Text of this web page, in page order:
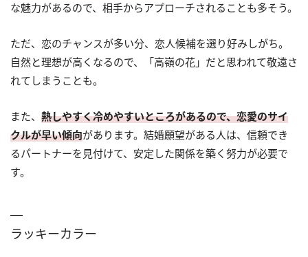
な魅力があるので、相手からアプローチされることも多そう。
ただ、恋のチャンスが多い分、恋人候補を選り好みしがち。
自然と理想が高くなるので、「高嶺の花」だと思われて敬遠さ
れてしまうことも。
また、 熱しやすく冷めやすいところがあるので、恋愛のサイ
クルが早い傾向があります。結婚願望がある人は、信頼でき
るパートナーを見付けて、安定した関係を築く努力が必要で
す。
ラッキーカラー